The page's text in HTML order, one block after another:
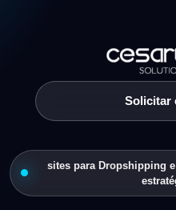
Solicitar
sites para Dropshipping